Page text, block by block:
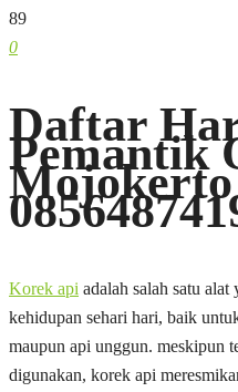
89
0
Daftar
Pemantik
Mojokerto
Korek api adalah salah satu
kehidupan sehari hari, baik
maupun api unggun. meskipun
digunakan, korek api